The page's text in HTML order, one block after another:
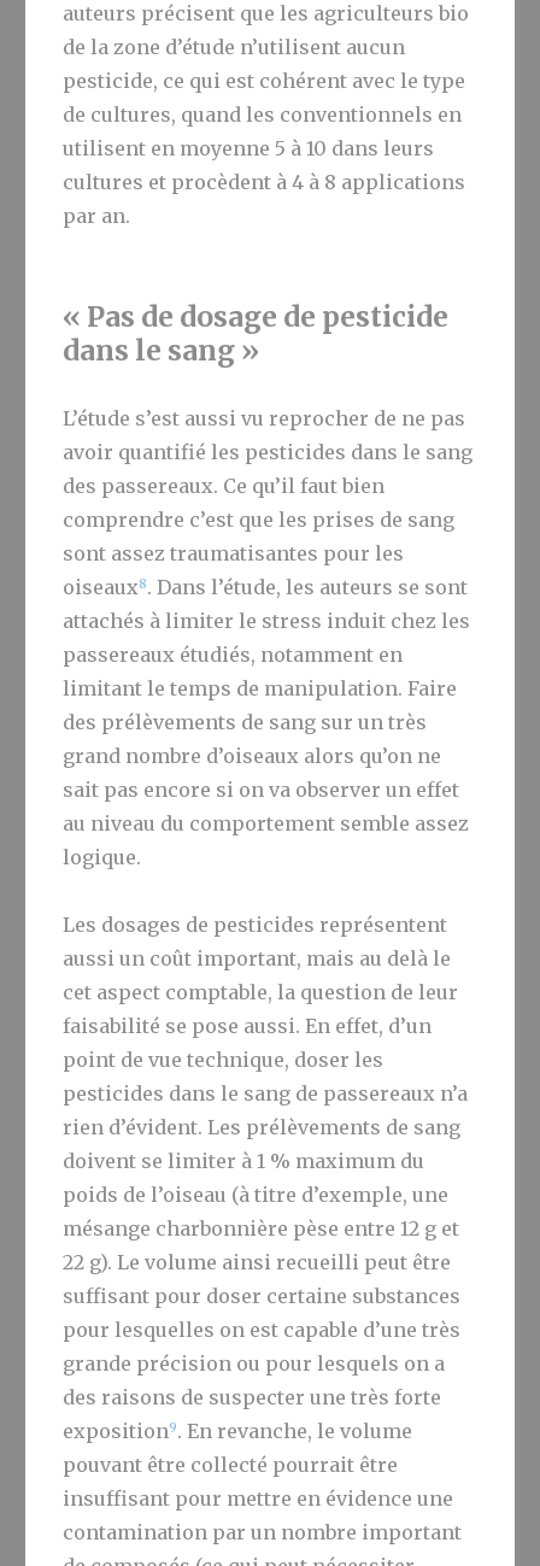
auteurs précisent que les agriculteurs bio
de la zone d’étude n’utilisent aucun
pesticide, ce qui est cohérent avec le type
de cultures, quand les conventionnels en
utilisent en moyenne 5 à 10 dans leurs
cultures et procèdent à 4 à 8 applications
par an.
« Pas de dosage de pesticide
dans le sang »
L’étude s’est aussi vu reprocher de ne pas
avoir quantifié les pesticides dans le sang
des passereaux. Ce qu’il faut bien
comprendre c’est que les prises de sang
sont assez traumatisantes pour les
oiseaux8. Dans l’étude, les auteurs se sont
attachés à limiter le stress induit chez les
passereaux étudiés, notamment en
limitant le temps de manipulation. Faire
des prélèvements de sang sur un très
grand nombre d’oiseaux alors qu’on ne
sait pas encore si on va observer un effet
au niveau du comportement semble assez
logique.
Les dosages de pesticides représentent
aussi un coût important, mais au delà le
cet aspect comptable, la question de leur
faisabilité se pose aussi. En effet, d’un
point de vue technique, doser les
pesticides dans le sang de passereaux n’a
rien d’évident. Les prélèvements de sang
doivent se limiter à 1 % maximum du
poids de l’oiseau (à titre d’exemple, une
mésange charbonnière pèse entre 12 g et
22 g). Le volume ainsi recueilli peut être
suffisant pour doser certaine substances
pour lesquelles on est capable d’une très
grande précision ou pour lesquels on a
des raisons de suspecter une très forte
exposition9. En revanche, le volume
pouvant être collecté pourrait être
insuffisant pour mettre en évidence une
contamination par un nombre important